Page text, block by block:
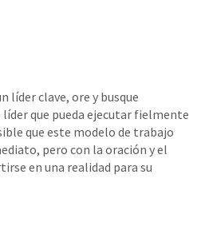
líder clave, ore y busque
líder que pueda ejecutar fielmente
que este modelo de trabajo
pero con la oración y el
en una realidad para su